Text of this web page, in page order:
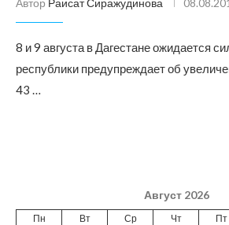
Автор Раисат Сиражудинова
8 и 9 августа в Дагестане ожидается
республики предупреждает об
43 …
Август 2026
Пн Вт Ср Чт Пт